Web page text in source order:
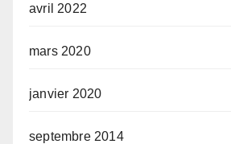
avril 2022
mars 2020
janvier 2020
septembre 2014